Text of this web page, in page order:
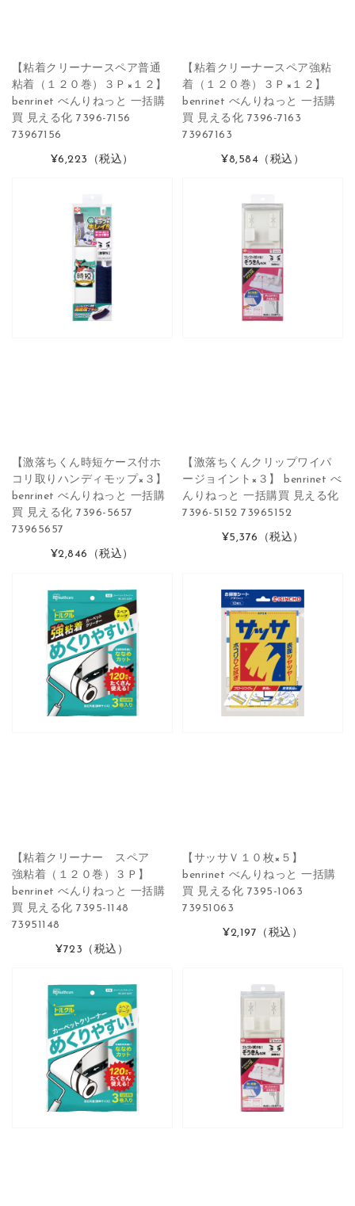
【粘着クリーナースペア普通
粘着（１２０巻）３Ｐ×１２】
benrinet べんりねっと 一括購
買 見える化 7396-7156
73967156
¥6,223 （税込）
【粘着クリーナースペア強粘
着（１２０巻）３Ｐ×１２】
benrinet べんりねっと 一括購
買 見える化 7396-7163
73967163
¥8,584 （税込）
【激落ちくん時短ケース付ホ
コリ取りハンディモップ×３】
benrinet べんりねっと 一括購
買 見える化 7396-5657
73965657
¥2,846 （税込）
【激落ちくんクリップワイパ
ージョイント×３】 benrinet べ
んりねっと 一括購買 見える化
7396-5152 73965152
¥5,376 （税込）
【粘着クリーナー スペア
強粘着（１２０巻）３Ｐ】
benrinet べんりねっと 一括購
買 見える化 7395-1148
73951148
¥723 （税込）
【サッサＶ１０枚×５】
benrinet べんりねっと 一括購
買 見える化 7395-1063
73951063
¥2,197 （税込）